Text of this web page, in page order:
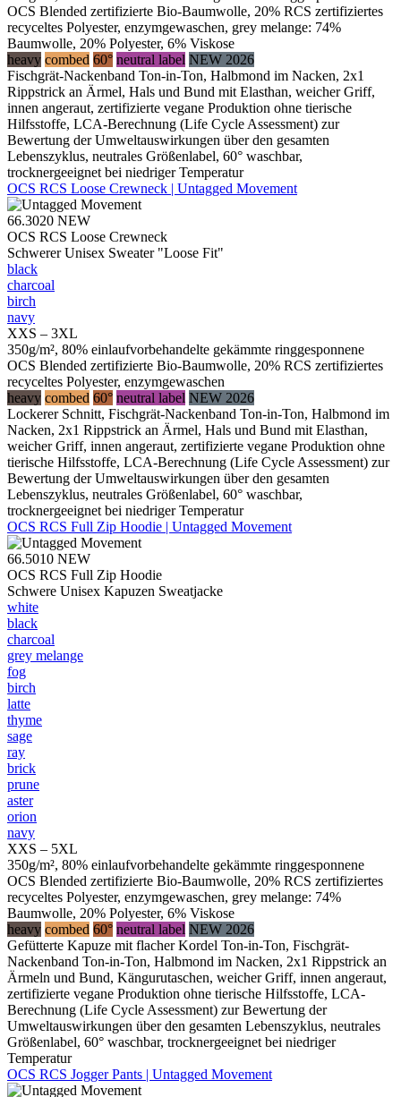
OCS Blended zertifizierte Bio-Baumwolle, 20% RCS zertifiziertes
recyceltes Polyester, enzymgewaschen, grey melange: 74%
Baumwolle, 20% Polyester, 6% Viskose
heavy combed 60° neutral label NEW 2026
Fischgrät-Nackenband Ton-in-Ton, Halbmond im Nacken, 2x1
Rippstrick an Ärmel, Hals und Bund mit Elasthan, weicher Griff,
innen angeraut, zertifizierte vegane Produktion ohne tierische
Hilfsstoffe, LCA-Berechnung (Life Cycle Assessment) zur
Bewertung der Umweltauswirkungen über den gesamten
Lebenszyklus, neutrales Größenlabel, 60° waschbar,
trocknergeeignet bei niedriger Temperatur
OCS RCS Loose Crewneck | Untagged Movement
66.3020 NEW
OCS RCS Loose Crewneck
Schwerer Unisex Sweater "Loose Fit"
black
charcoal
birch
navy
XXS – 3XL
350g/m², 80% einlaufvorbehandelte gekämmte ringgesponnene
OCS Blended zertifizierte Bio-Baumwolle, 20% RCS zertifiziertes
recyceltes Polyester, enzymgewaschen
heavy combed 60° neutral label NEW 2026
Lockerer Schnitt, Fischgrät-Nackenband Ton-in-Ton, Halbmond im
Nacken, 2x1 Rippstrick an Ärmel, Hals und Bund mit Elasthan,
weicher Griff, innen angeraut, zertifizierte vegane Produktion ohne
tierische Hilfsstoffe, LCA-Berechnung (Life Cycle Assessment) zur
Bewertung der Umweltauswirkungen über den gesamten
Lebenszyklus, neutrales Größenlabel, 60° waschbar,
trocknergeeignet bei niedriger Temperatur
OCS RCS Full Zip Hoodie | Untagged Movement
66.5010 NEW
OCS RCS Full Zip Hoodie
Schwere Unisex Kapuzen Sweatjacke
white
black
charcoal
grey melange
fog
birch
latte
thyme
sage
ray
brick
prune
aster
orion
navy
XXS – 5XL
350g/m², 80% einlaufvorbehandelte gekämmte ringgesponnene
OCS Blended zertifizierte Bio-Baumwolle, 20% RCS zertifiziertes
recyceltes Polyester, enzymgewaschen, grey melange: 74%
Baumwolle, 20% Polyester, 6% Viskose
heavy combed 60° neutral label NEW 2026
Gefütterte Kapuze mit flacher Kordel Ton-in-Ton, Fischgrät-
Nackenband Ton-in-Ton, Halbmond im Nacken, 2x1 Rippstrick an
Ärmeln und Bund, Kängurutaschen, weicher Griff, innen angeraut,
zertifizierte vegane Produktion ohne tierische Hilfsstoffe, LCA-
Berechnung (Life Cycle Assessment) zur Bewertung der
Umweltauswirkungen über den gesamten Lebenszyklus, neutrales
Größenlabel, 60° waschbar, trocknergeeignet bei niedriger
Temperatur
OCS RCS Jogger Pants | Untagged Movement